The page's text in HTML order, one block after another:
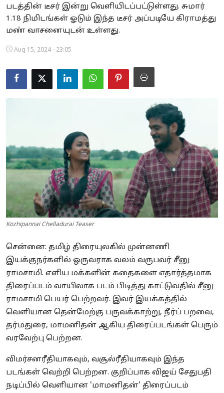
Sports
Crime
World
Astrology
Spirituality
Weather
படத்தின் டீசர் இன்று வெளியிடப்பட்டுள்ளது. சுமார்
1.18 நிமிடங்கள் ஓடும் இந்த டீசர் அப்படியே கிராமத்து
மண் வாசனையுடன் உள்ளது.
Aug 15, 2024 - 23:05
Kozhipannai Chelladurai Teaser
சென்னை: தமிழ் திரையுலகில் முன்னணி
இயக்குநர்களில் ஒருவராக வலம் வருபவர் சீனு
ராமசாமி. எளிய மக்களின் கதைகளை எதார்த்தமாக
திரைப்படம் வாயிலாக படம் பிடித்து காட்டுவதில் சீனு
ராமசாமி பெயர் பெற்றவர். இவர் இயக்கத்தில்
வெளியான தென்மேற்கு பருவக்காற்று, நீர்ப் பறவை,
தர்மதுரை, மாமனிதன் ஆகிய திரைப்படங்கள் பெரும்
வரவேற்பு பெற்றன.
விமர்சனரீதியாகவும், வசூல்ரீதியாகவும் இந்த
படங்கள் வெற்றி பெற்றன. குறிப்பாக விஜய் சேதுபதி
நடிப்பில் வெளியான 'மாமனிதன்' திரைப்படம்